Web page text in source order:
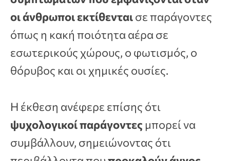
οι άνθρωποι εκτίθενταισε παράγοντες
όπως η κακή ποιότητα αέρα σε
εσωτερικούς χώρους, ο φωτισμός, ο
θόρυβος και οι χημικές ουσίες.
Η έκθεση ανέφερε επίσης ότι
ψυχολογικοί παράγοντες μπορεί να
συμβάλλουν, σημειώνοντας ότι